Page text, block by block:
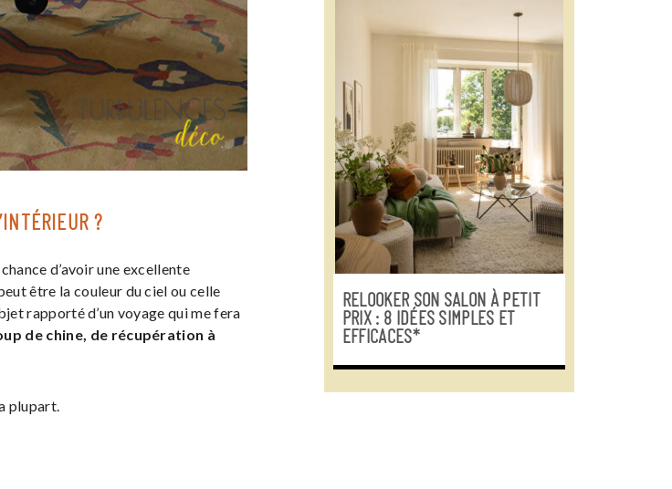
?
d’avoir une excellente
être la couleur du ciel ou celle
rapporté d’un voyage qui me fera
de chine, de récupération à
plupart.
RELOOKER SON SALON À PETIT
PRIX : 8 IDÉES SIMPLES ET
EFFICACES*